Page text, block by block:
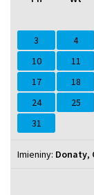
3
4
10
11
17
18
24
25
31
Imieniny
Imieniny: Donaty,